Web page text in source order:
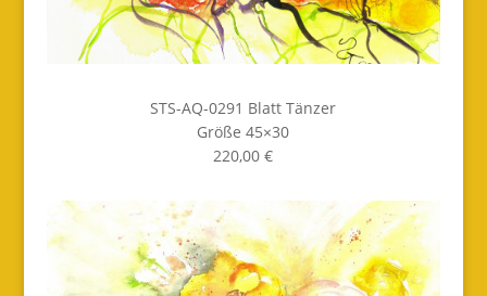
STS-AQ-0291 Blatt Tänzer
Größe 45×30
220,00 €